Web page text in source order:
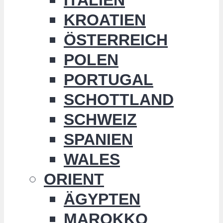
KROATIEN
ÖSTERREICH
POLEN
PORTUGAL
SCHOTTLAND
SCHWEIZ
SPANIEN
WALES
ORIENT
ÄGYPTEN
MAROKKO